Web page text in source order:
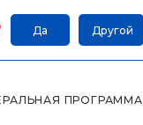
Да Другой
ПРОГРАММА